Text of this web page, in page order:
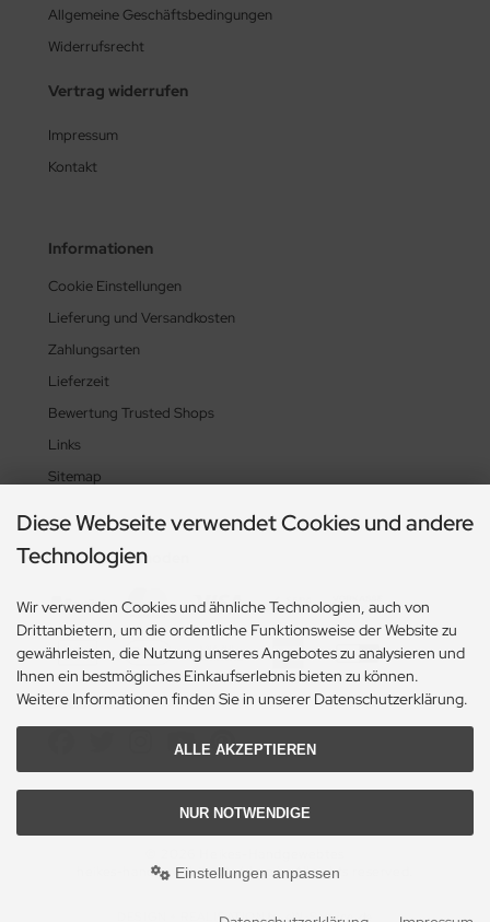
Allgemeine Geschäftsbedingungen
Widerrufsrecht
Vertrag widerrufen
Impressum
Kontakt
Informationen
Cookie Einstellungen
Lieferung und Versandkosten
Zahlungsarten
Lieferzeit
Bewertung Trusted Shops
Links
Sitemap
Zahlungsmethoden
Social Media
heikes-handgewebtes.de/shop/ - All rights reserved.
DESIGN + REALISATION by eW-Service.de
Diese Webseite verwendet Cookies und andere
Technologien
Wir verwenden Cookies und ähnliche Technologien, auch von
Drittanbietern, um die ordentliche Funktionsweise der Website zu
gewährleisten, die Nutzung unseres Angebotes zu analysieren und
Ihnen ein bestmögliches Einkaufserlebnis bieten zu können.
Weitere Informationen finden Sie in unserer Datenschutzerklärung.
ALLE AKZEPTIEREN
NUR NOTWENDIGE
Einstellungen anpassen